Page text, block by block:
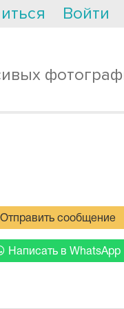
Войти
Отправить сообщение
Написать в WhatsApp